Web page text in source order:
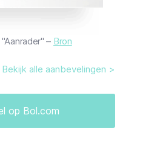
– Bron
op Bol.com
Bekijk alle aanbevelingen >